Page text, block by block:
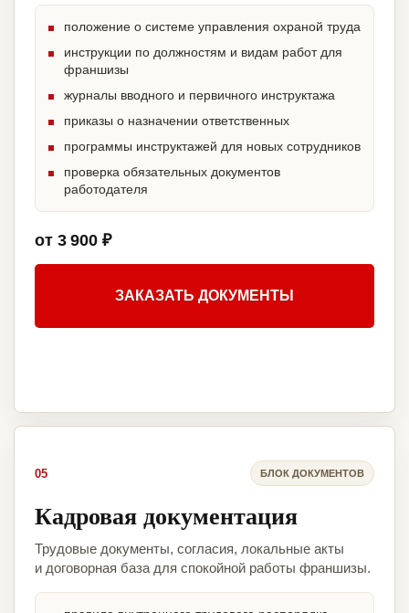
положение о системе управления охраной труда
инструкции по должностям и видам работ для
франшизы
журналы вводного и первичного инструктажа
приказы о назначении ответственных
программы инструктажей для новых сотрудников
проверка обязательных документов
работодателя
от 3 900 ₽
ЗАКАЗАТЬ ДОКУМЕНТЫ
05 БЛОК ДОКУМЕНТОВ
Кадровая документация
Трудовые документы, согласия, локальные акты
и договорная база для спокойной работы франшизы.